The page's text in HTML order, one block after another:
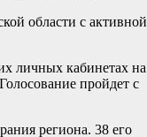
области с активной
личных кабинетах на
пройдет с
региона. 38 его